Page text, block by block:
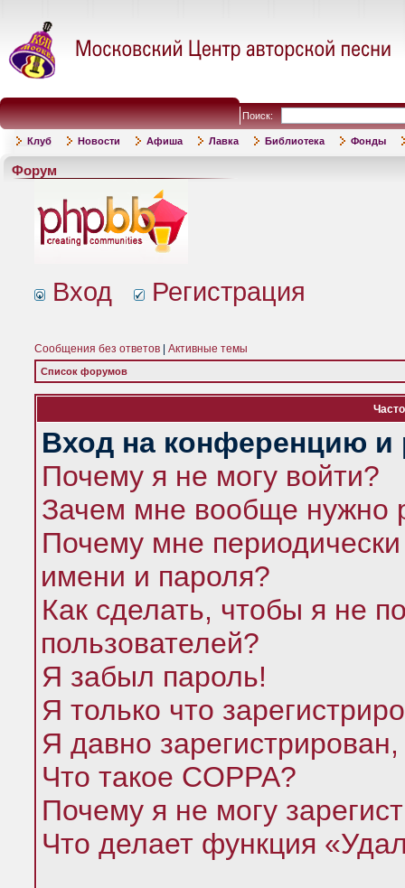
Поиск:
Клуб Новости Афиша Лавка Библиотека Фонды
Форум
Вход Регистрация
Сообщения без ответов Активные темы
Список форумов
Вход на конференцию и
Почему я не могу войти?
Зачем мне вообще нужно
Почему мне
имени и пароля?
Как сделать, чтобы я не
пользователей?
Я забыл пароль!
Я только что
Я давно
Что такое COPPA?
Почему я не могу
Что делает функция